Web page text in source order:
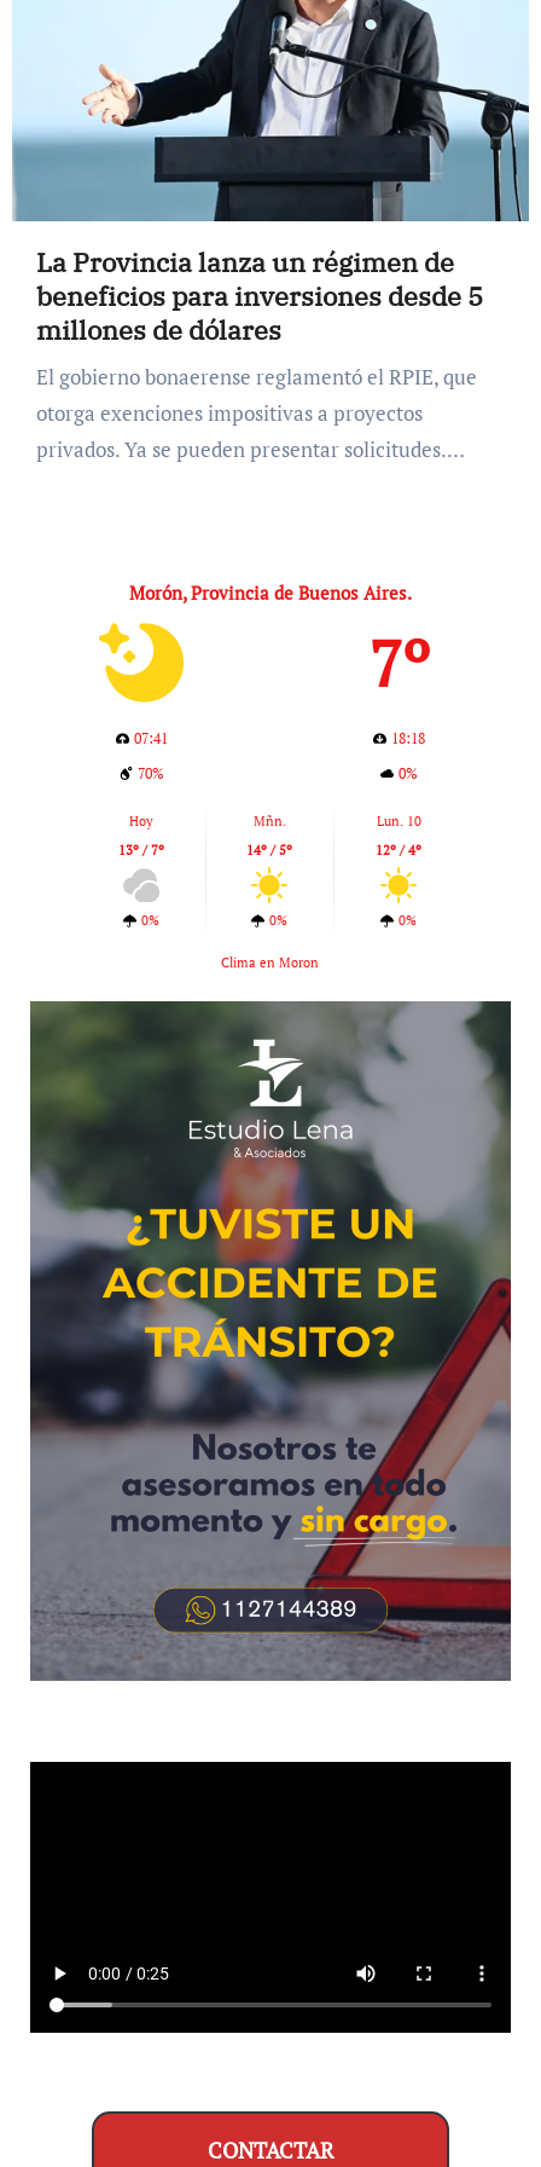
La Provincia lanza un régimen de
beneficios para inversiones desde 5
millones de dólares
El gobierno bonaerense reglamentó el RPIE, que
otorga exenciones impositivas a proyectos
privados. Ya se pueden presentar solicitudes.…
Morón, Provincia de Buenos Aires.
7º
07:41
18:18
70%
0%
Hoy
13º / 7º
0%
Mñn.
14º / 5º
0%
Lun. 10
12º / 4º
0%
Clima en Moron
CONTACTAR